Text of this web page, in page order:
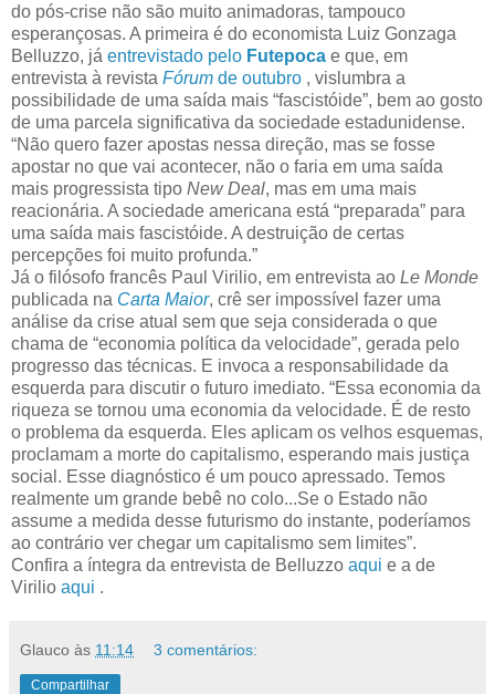
do pós-crise não são muito animadoras, tampouco
esperançosas. A primeira é do economista Luiz Gonzaga
Belluzzo, já entrevistado pelo Futepoca e que, em
entrevista à revista Fórum de outubro , vislumbra a
possibilidade de uma saída mais “fascistóide”, bem ao gosto
de uma parcela significativa da sociedade estadunidense.
“Não quero fazer apostas nessa direção, mas se fosse
apostar no que vai acontecer, não o faria em uma saída
mais progressista tipo New Deal, mas em uma mais
reacionária. A sociedade americana está “preparada” para
uma saída mais fascistóide. A destruição de certas
percepções foi muito profunda.”
Já o filósofo francês Paul Virilio, em entrevista ao Le Monde
publicada na Carta Maior, crê ser impossível fazer uma
análise da crise atual sem que seja considerada o que
chama de “economia política da velocidade”, gerada pelo
progresso das técnicas. E invoca a responsabilidade da
esquerda para discutir o futuro imediato. “Essa economia da
riqueza se tornou uma economia da velocidade. É de resto
o problema da esquerda. Eles aplicam os velhos esquemas,
proclamam a morte do capitalismo, esperando mais justiça
social. Esse diagnóstico é um pouco apressado. Temos
realmente um grande bebê no colo...Se o Estado não
assume a medida desse futurismo do instante, poderíamos
ao contrário ver chegar um capitalismo sem limites”.
Confira a íntegra da entrevista de Belluzzo aqui e a de
Virilio aqui .
Glauco às 11:14 3 comentários:
Compartilhar